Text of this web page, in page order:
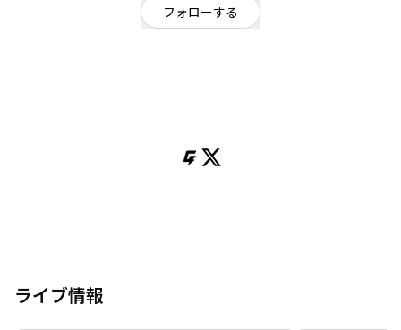
フォローする
無邪気なキャラクターから放たれた変幻自在なその声に、
ライブ情報